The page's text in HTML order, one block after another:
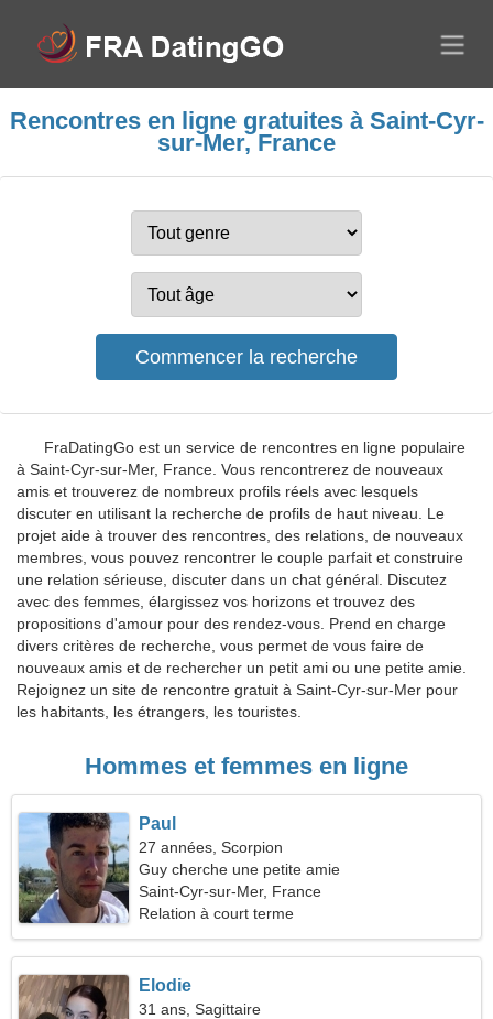
Rencontres en ligne gratuites à Saint-Cyr-
sur-Mer, France
FraDatingGo est un service de rencontres en ligne populaire
à Saint-Cyr-sur-Mer, France. Vous rencontrerez de nouveaux
amis et trouverez de nombreux profils réels avec lesquels
discuter en utilisant la recherche de profils de haut niveau. Le
projet aide à trouver des rencontres, des relations, de nouveaux
membres, vous pouvez rencontrer le couple parfait et construire
une relation sérieuse, discuter dans un chat général. Discutez
avec des femmes, élargissez vos horizons et trouvez des
propositions d'amour pour des rendez-vous. Prend en charge
divers critères de recherche, vous permet de vous faire de
nouveaux amis et de rechercher un petit ami ou une petite amie.
Rejoignez un site de rencontre gratuit à Saint-Cyr-sur-Mer pour
les habitants, les étrangers, les touristes.
Hommes et femmes en ligne
Paul
27 années, Scorpion
Guy cherche une petite amie
Saint-Cyr-sur-Mer, France
Relation à court terme
Elodie
31 ans, Sagittaire